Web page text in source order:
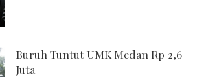
Buruh Tuntut UMK Medan Rp 2,6
Juta